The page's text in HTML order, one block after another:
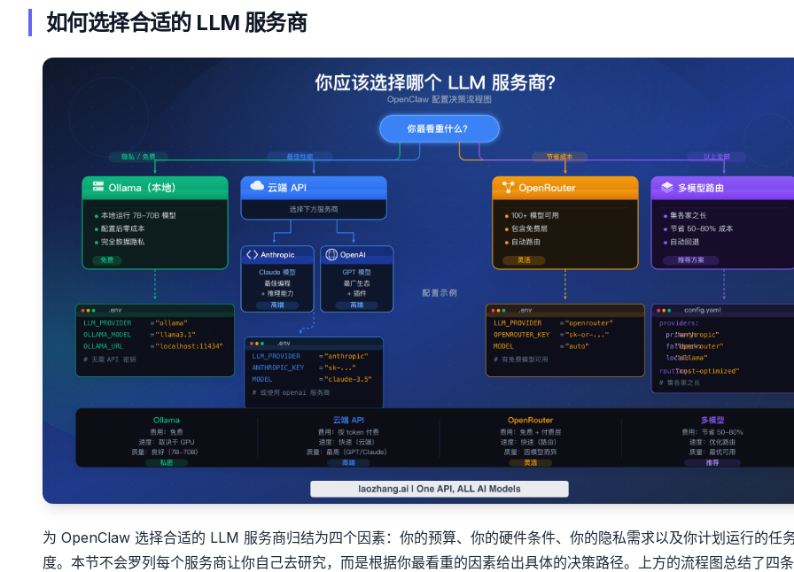
如何选择合适的 LLM 服务商
为 OpenClaw 选择合适的 LLM 服务商归结为四个因素：你的预算、你的硬件条件、你的隐私需求以及你计划运行的任
度。本节不会罗列每个服务商让你自己去研究，而是根据你最看重的因素给出具体的决策路径。上方的流程图总结了四